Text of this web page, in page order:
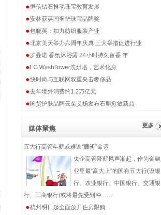
恒信钻石推动珠宝教育发展
安林获英国奢华珠宝品牌奖
包晓英：加力纺织服装产业
北京美天举办六周年庆典 三大举措促进行业
罗曼诺 香氛沐浴露 24小时持久留香 年
LG WashTower洗烘塔，艺术化身
快时尚与互联网双重夹击奢侈品
去年境外消费约1.2万亿元
国货护肤品牌云朵艾杨发布石斛愈敏新品
媒体聚焦 更多
五大行高管年薪或难逃“腰斩”命运
央企高管降薪风声渐起，作为金融
业里最“高大上”的国有五大行(设银
行、农业银行、中国银行、交通银
行、工商银行)或将最先受到冲……
杭州明日起全面放开住房限购